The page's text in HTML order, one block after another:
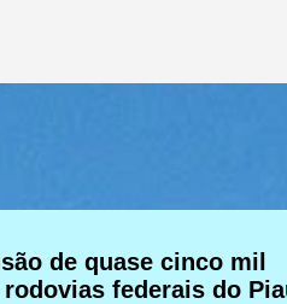
de quase cinco mil
federais do